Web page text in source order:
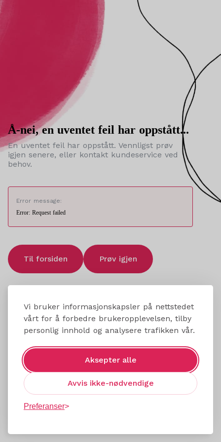
Vi bruker informasjonskapsler på nettstedet
vårt for å forbedre brukeropplevelsen, tilby
personlig innhold og analysere trafikken vår.
Aksepter alle
Avvis ikke-nødvendige
Preferanser
Å-nei, en uventet feil har oppstått...
En uventet feil har oppstått. Vennligst prøv
igjen senere, eller kontakt kundeservice ved
behov.
Error message:
Error: Request failed
Til forsiden Prøv igjen